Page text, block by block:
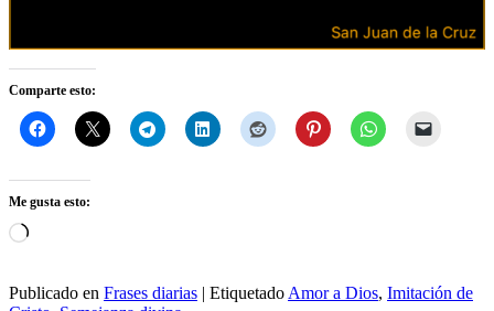
Comparte esto:
Me gusta esto:
Cargando...
Publicado en Frases diarias | Etiquetado Amor a Dios, Imitación de